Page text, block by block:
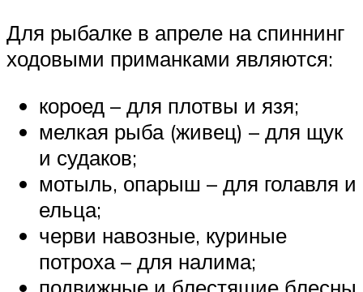
Для рыбалке в апреле на спиннинг
ходовыми приманками являются:
короед – для плотвы и язя;
мелкая рыба (живец) – для щук
и судаков;
мотыль, опарыш – для голавля и
ельца;
черви навозные, куриные
потроха – для налима;